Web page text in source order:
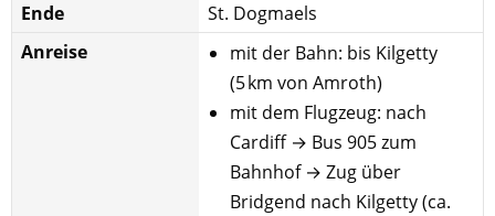
Ende
St. Dogmaels
Anreise
mit der Bahn: bis Kilgetty
(5 km von Amroth)
mit dem Flugzeug: nach
Cardiff → Bus 905 zum
Bahnhof → Zug über
Bridgend nach Kilgetty (ca.